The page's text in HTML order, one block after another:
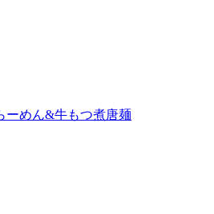
ーめん&牛もつ煮唐麺